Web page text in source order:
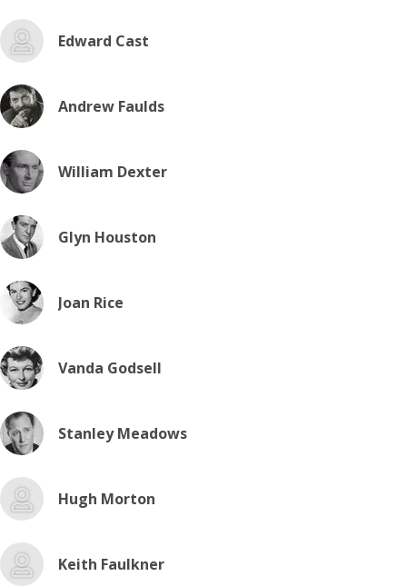
Edward Cast
Andrew Faulds
William Dexter
Glyn Houston
Joan Rice
Vanda Godsell
Stanley Meadows
Hugh Morton
Keith Faulkner